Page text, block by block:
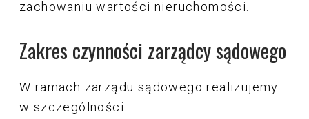
zachowaniu wartości nieruchomości.
Zakres czynności zarządcy sądowego
W ramach zarządu sądowego realizujemy
w szczególności: